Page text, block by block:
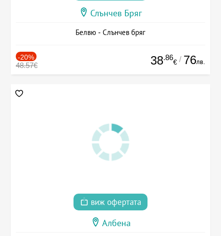
Слънчев Бряг
Белвю - Слънчев бряг
-20%
48.57€ 38.86
€ / 76лв.
виж офертата
Албена